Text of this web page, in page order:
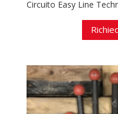
Circuito Easy Line